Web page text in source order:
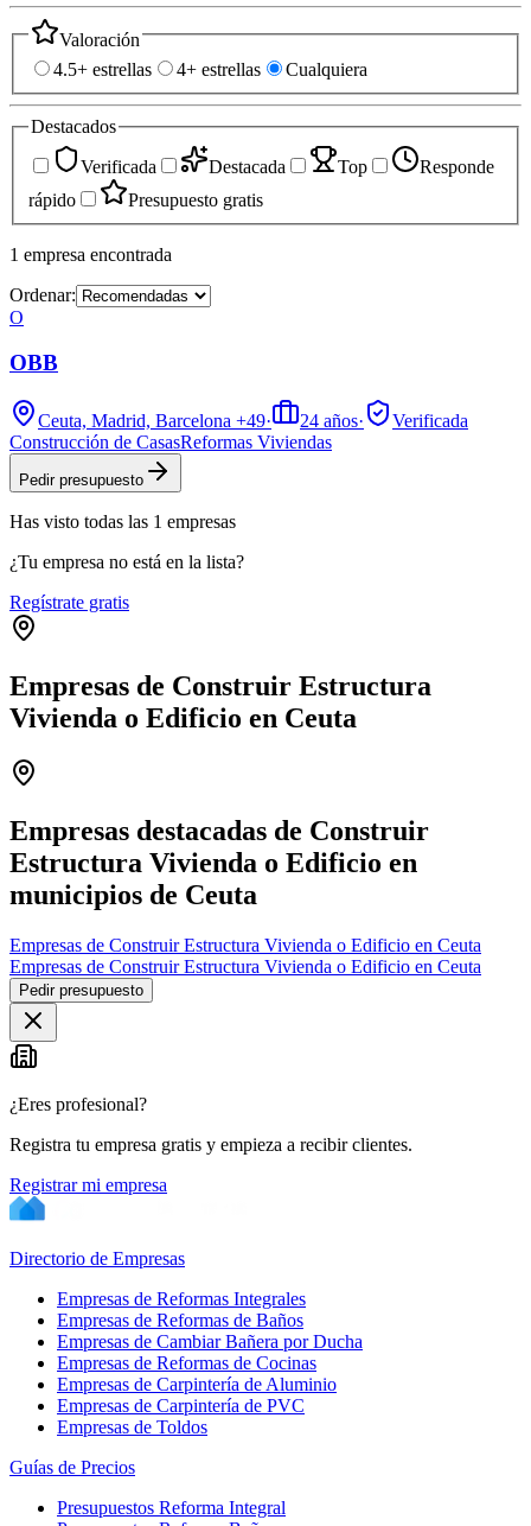
Valoración
4.5+ estrellas
4+ estrellas Cualquiera
Destacados
Verificada
Destacada Top
Responde
rápido
Presupuesto gratis
1 empresa encontrada
Ordenar:
O
OBB
Ceuta, Madrid, Barcelona +49· 24 años·
Verificada
Construcción de CasasReformas Viviendas
Pedir presupuesto
Has visto todas las 1 empresas
¿Tu empresa no está en la lista?
Regístrate gratis
Empresas de Construir Estructura
Vivienda o Edificio en Ceuta
−
Empresas destacadas de Construir
Estructura Vivienda o Edificio en
municipios de Ceuta
Empresas de Construir Estructura Vivienda o Edificio en Ceuta
Empresas de Construir Estructura Vivienda o Edificio en Ceuta
Pedir presupuesto
¿Eres profesional?
Registra tu empresa gratis y empieza a recibir clientes.
Registrar mi empresa
Directorio de Empresas
Empresas de Reformas Integrales
Empresas de Reformas de Baños
Empresas de Cambiar Bañera por Ducha
Empresas de Reformas de Cocinas
Empresas de Carpintería de Aluminio
Empresas de Carpintería de PVC
Empresas de Toldos
Guías de Precios
Presupuestos Reforma Integral